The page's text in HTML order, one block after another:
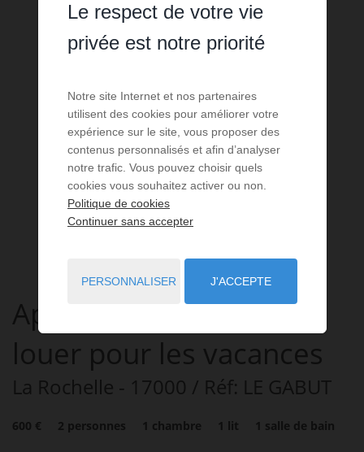
Appartement2 pièces
louer pour les vacances
La Rochelle - 17000 / Réf: LE GABUT
600 € 2 personnes 1 chambre 1 lit 1 salle de bain
Le respect de votre vie
privée est notre priorité
Notre site Internet et nos partenaires
utilisent des cookies pour améliorer votre
expérience sur le site, vous proposer des
contenus personnalisés et afin d’analyser
notre trafic. Vous pouvez choisir quels
cookies vous souhaitez activer ou non.
Politique de cookies
Continuer sans accepter
PERSONNALISER J'ACCEPTE